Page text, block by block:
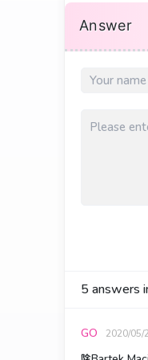
Answer
5answers
GO 2020/05/